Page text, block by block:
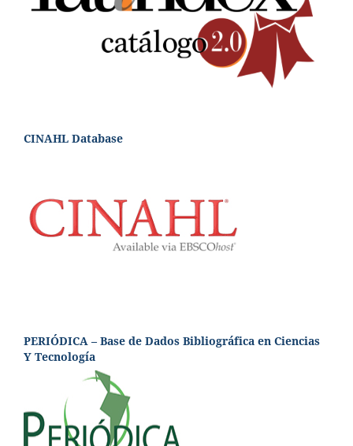
CINAHL Database
PERIÓDICA – Base de Dados Bibliográfica en Ciencias
Y Tecnología